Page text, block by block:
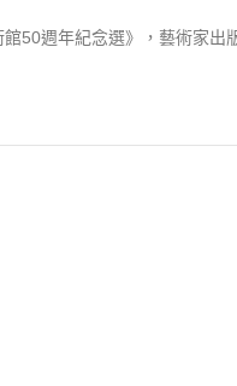
50週年紀念選》，藝術家出